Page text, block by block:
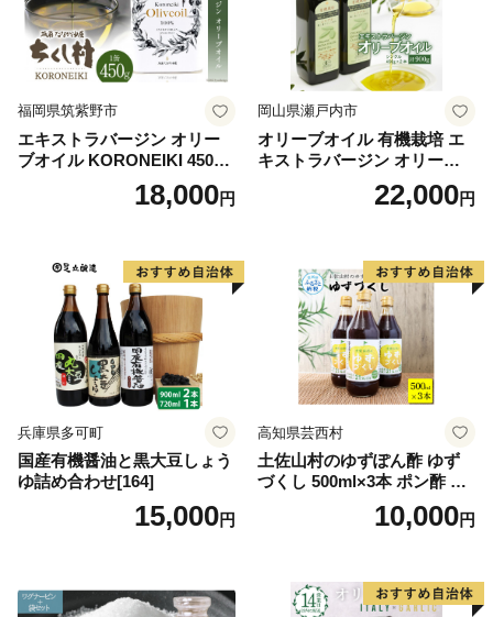
福岡県筑紫野市
エキストラバージン オリー
ブオイル KORONEIKI 450g
[筑前たなか油屋 福岡県 筑紫
野市 21760403] 油 食用油 オ
18,000円
岡山県瀬戸内市
オリーブオイル 有機栽培 エ
キストラバージン オリーブ
オイル シングル 2本 セット
オーガニック 調味料 油 オリ
22,000円
兵庫県多可町
国産有機醤油と黒大豆しょう
ゆ詰め合わせ[164]
15,000円
高知県芸西村
土佐山村のゆずぽん酢 ゆず
づくし 500ml×3本 ポン酢 ポ
ンズ ゆず 柚子 調味料 さっぱ
り 美味しい おいしい 鍋 しゃ
10,000円